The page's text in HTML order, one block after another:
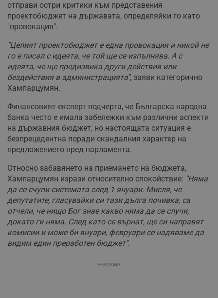
отправи остри критики към представения
проектобюджет на държавата, определяйки го като
"провокация".
"Целият проектобюджет е една провокация и никой не
го е писал с идеята, че той ще се изпълнява. А с
идеята, че ще предизвика други действия или
бездействия в администрацията", заяви категорично
Хампарцумян.
Финансовият експерт подчерта, че Българска народна
банка често е имала забележки към различни аспекти
на държавния бюджет, но настоящата ситуация е
безпрецедентна поради скандалния характер на
предложението пред парламента.
Относно забавянето на приемането на бюджета,
Хампарцумян изрази относително спокойствие: "Няма
да се счупи системата след 1 януари. Мисля, че
депутатите, гласувайки си тази дълга почивка, са
отчели, че нищо Бог знае какво няма да се случи,
докато ги няма. След като се върнат, ще си направят
комисии и може би януари, февруари се надяваме да
видим един преработен бюджет".
РЕКЛАМА